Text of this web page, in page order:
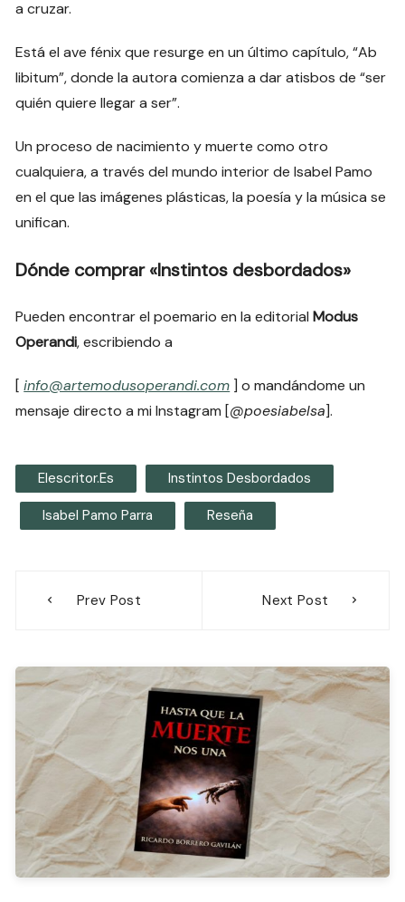
a cruzar.
Está el ave fénix que resurge en un último capítulo, “Ab
libitum”, donde la autora comienza a dar atisbos de “ser
quién quiere llegar a ser”.
Un proceso de nacimiento y muerte como otro
cualquiera, a través del mundo interior de Isabel Pamo
en el que las imágenes plásticas, la poesía y la música se
unifican.
Dónde comprar «Instintos desbordados»
Pueden encontrar el poemario en la editorialModus
Operandi, escribiendo a
[info@artemodusoperandi.com ] o mandándome un
mensaje directo a mi Instagram [@poesiabelsa].
Elescritor.es Instintos Desbordados
Isabel Pamo Parra Reseña
Prev Post Next Post